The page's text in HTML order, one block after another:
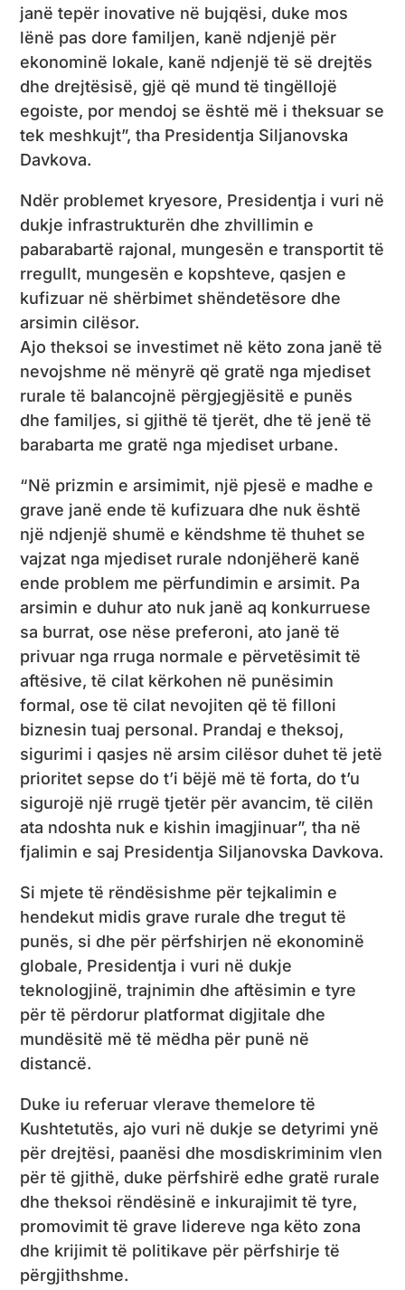
janë tepër inovative në bujqësi, duke mos
lënë pas dore familjen, kanë ndjenjë për
ekonominë lokale, kanë ndjenjë të së drejtës
dhe drejtësisë, gjë që mund të tingëllojë
egoiste, por mendoj se është më i theksuar se
tek meshkujt”, tha Presidentja Siljanovska
Davkova.
Ndër problemet kryesore, Presidentja i vuri në
dukje infrastrukturën dhe zhvillimin e
pabarabartë rajonal, mungesën e transportit të
rregullt, mungesën e kopshteve, qasjen e
kufizuar në shërbimet shëndetësore dhe
arsimin cilësor.
Ajo theksoi se investimet në këto zona janë të
nevojshme në mënyrë që gratë nga mjediset
rurale të balancojnë përgjegjësitë e punës
dhe familjes, si gjithë të tjerët, dhe të jenë të
barabarta me gratë nga mjediset urbane.
“Në prizmin e arsimimit, një pjesë e madhe e
grave janë ende të kufizuara dhe nuk është
një ndjenjë shumë e këndshme të thuhet se
vajzat nga mjediset rurale ndonjëherë kanë
ende problem me përfundimin e arsimit. Pa
arsimin e duhur ato nuk janë aq konkurruese
sa burrat, ose nëse preferoni, ato janë të
privuar nga rruga normale e përvetësimit të
aftësive, të cilat kërkohen në punësimin
formal, ose të cilat nevojiten që të filloni
biznesin tuaj personal. Prandaj e theksoj,
sigurimi i qasjes në arsim cilësor duhet të jetë
prioritet sepse do t’i bëjë më të forta, do t’u
sigurojë një rrugë tjetër për avancim, të cilën
ata ndoshta nuk e kishin imagjinuar”, tha në
fjalimin e saj Presidentja Siljanovska Davkova.
Si mjete të rëndësishme për tejkalimin e
hendekut midis grave rurale dhe tregut të
punës, si dhe për përfshirjen në ekonominë
globale, Presidentja i vuri në dukje
teknologjinë, trajnimin dhe aftësimin e tyre
për të përdorur platformat digjitale dhe
mundësitë më të mëdha për punë në
distancë.
Duke iu referuar vlerave themelore të
Kushtetutës, ajo vuri në dukje se detyrimi ynë
për drejtësi, paanësi dhe mosdiskriminim vlen
për të gjithë, duke përfshirë edhe gratë rurale
dhe theksoi rëndësinë e inkurajimit të tyre,
promovimit të grave lidereve nga këto zona
dhe krijimit të politikave për përfshirje të
përgjithshme.